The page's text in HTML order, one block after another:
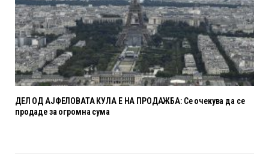
ДЕЛ ОД АЈФЕЛОВАТА КУЛА Е НА ПРОДАЖБА: Се очекува да се
продаде за огромна сума